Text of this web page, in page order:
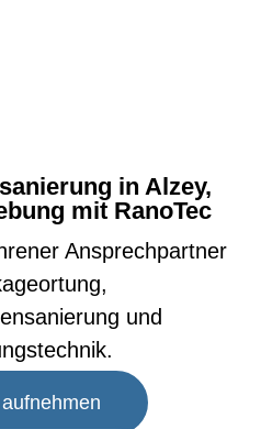
in Alzey,
mit RanoTec
Ansprechpartner
und